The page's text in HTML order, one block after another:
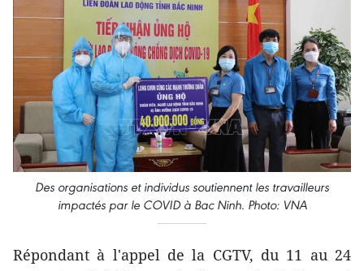
Des organisations et individus soutiennent les travailleurs
impactés par le COVID à Bac Ninh. Photo: VNA
Répondant à l'appel de la CGTV, du 11 au 24